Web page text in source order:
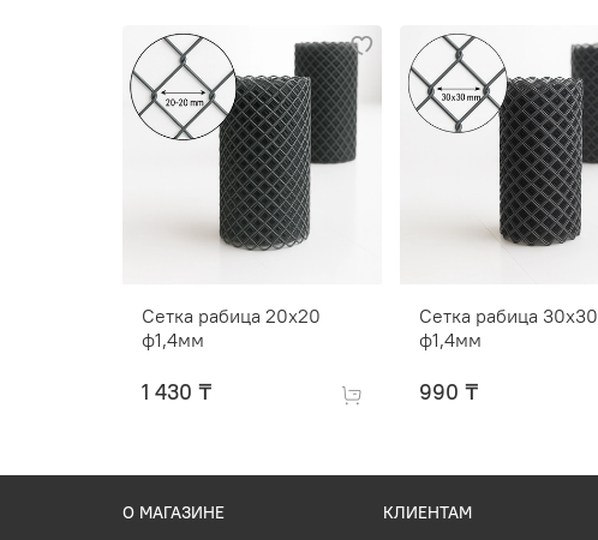
Сетка рабица 20х20
ф1,4мм
1 430 ₸
Сетка рабица 30х30
ф1,4мм
990 ₸
О МАГАЗИНЕ КЛИЕНТАМ